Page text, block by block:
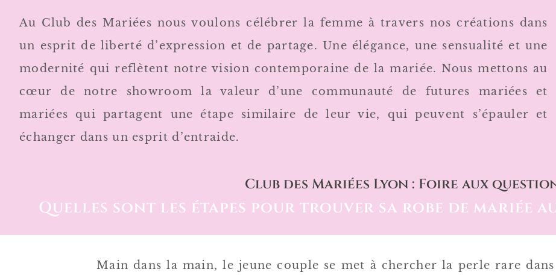
Au Club des Mariées nous voulons célébrer la femme à travers nos créations dans
un esprit de liberté d’expression et de partage. Une élégance, une sensualité et une
modernité qui reflètent notre vision contemporaine de la mariée. Nous mettons au
cœur de notre showroom la valeur d’une communauté de futures mariées et
mariées qui partagent une étape similaire de leur vie, qui peuvent s’épauler et
échanger dans un esprit d’entraide.
Club des Mariées Lyon : Foire aux
Quelles sont les étapes pour trouver sa robe de mariée
Main dans la main, le jeune couple se met à chercher la perle rare